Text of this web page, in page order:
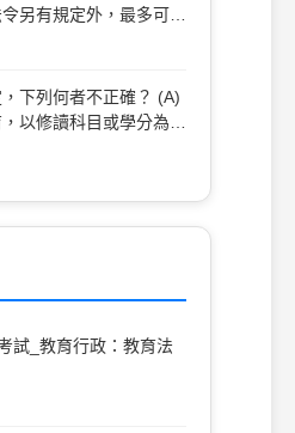
另有規定外，最多可讀
(B)4年 (C)5年 (D)6年
列何者不正確？ (A)
以修讀科目或學分為原
學
制度，以保障學生權益
亦得單獨設研究所
試_教育行政：教育法